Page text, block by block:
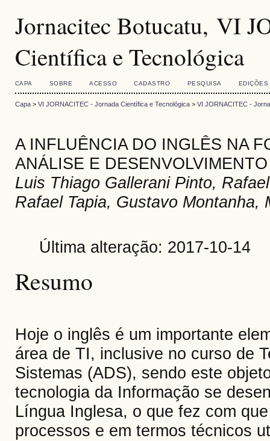
Jornacitec Botucatu, VI
Científica e Tecnológica
CAPA SOBRE ACESSO CADASTRO PESQUISA EDIÇÕES
Capa> VI JORNACITEC - Jornada Científica e Tecnológica> VI JORNACITEC -
A INFLUÊNCIA DO INGLÊS NA
ANÁLISE E
Luis Thiago Gallerani Pinto,
Rafael Tapia, Gustavo Montanha,
Última alteração: 2017-10-14
Resumo
Hoje o inglês é um importante
área de TI, inclusive no curso de
Sistemas (ADS), sendo este
tecnologia da Informação se
Língua Inglesa, o que fez com
processos e em termos técnicos